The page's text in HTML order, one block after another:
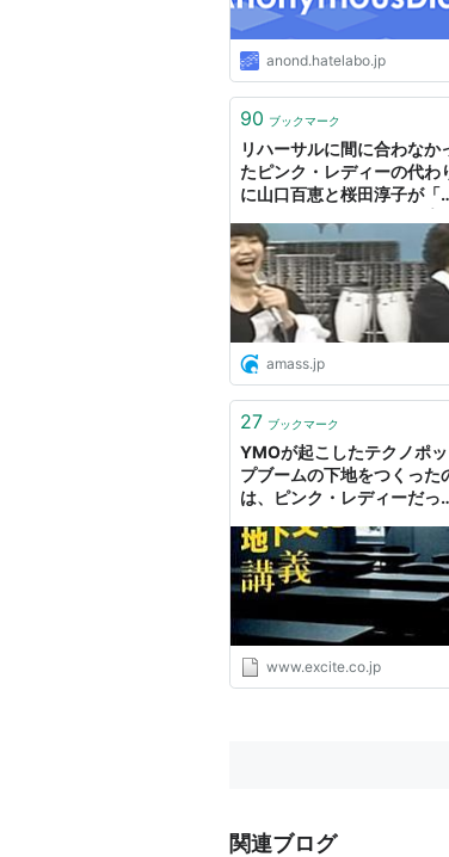
anond.hatelabo.jp
90 ブックマーク
リハーサルに間に合わなか
たピンク・レディーの代わ
に山口百恵と桜田淳子が「
映像が話題に - amass
amass.jp
27 ブックマーク
YMOが起こしたテクノポッ
プブームの下地をつくった
は、ピンク・レディーだっ
www.excite.co.jp
関連ブログ